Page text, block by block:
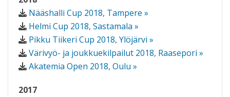
Nääshalli Cup 2018, Tampere »
Helmi Cup 2018, Sastamala »
Pikku Tiikeri Cup 2018, Ylöjärvi »
Värivyö- ja joukkuekilpailut 2018, Raasepori »
Akatemia Open 2018, Oulu »
2017